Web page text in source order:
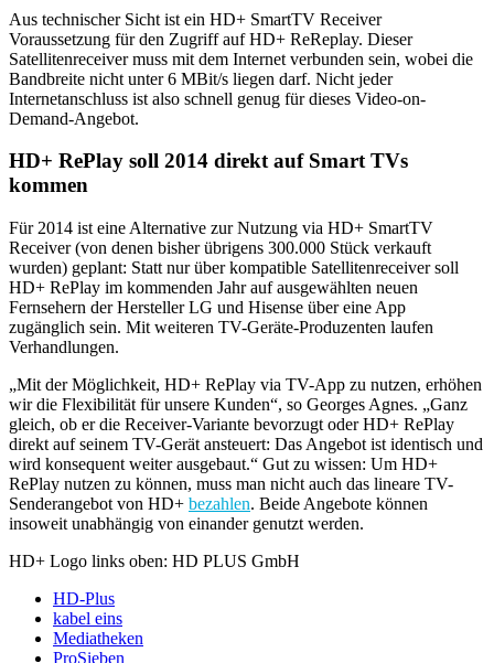
Aus technischer Sicht ist ein HD+ SmartTV Receiver
Voraussetzung für den Zugriff auf HD+ ReReplay. Dieser
Satellitenreceiver muss mit dem Internet verbunden sein, wobei die
Bandbreite nicht unter 6 MBit/s liegen darf. Nicht jeder
Internetanschluss ist also schnell genug für dieses Video-on-
Demand-Angebot.
HD+ RePlay soll 2014 direkt auf Smart TVs
kommen
Für 2014 ist eine Alternative zur Nutzung via HD+ SmartTV
Receiver (von denen bisher übrigens 300.000 Stück verkauft
wurden) geplant: Statt nur über kompatible Satellitenreceiver soll
HD+ RePlay im kommenden Jahr auf ausgewählten neuen
Fernsehern der Hersteller LG und Hisense über eine App
zugänglich sein. Mit weiteren TV-Geräte-Produzenten laufen
Verhandlungen.
„Mit der Möglichkeit, HD+ RePlay via TV-App zu nutzen, erhöhen
wir die Flexibilität für unsere Kunden“, so Georges Agnes. „Ganz
gleich, ob er die Receiver-Variante bevorzugt oder HD+ RePlay
direkt auf seinem TV-Gerät ansteuert: Das Angebot ist identisch und
wird konsequent weiter ausgebaut.“ Gut zu wissen: Um HD+
RePlay nutzen zu können, muss man nicht auch das lineare TV-
Senderangebot von HD+ bezahlen. Beide Angebote können
insoweit unabhängig von einander genutzt werden.
HD+ Logo links oben: HD PLUS GmbH
HD-Plus
kabel eins
Mediatheken
ProSieben